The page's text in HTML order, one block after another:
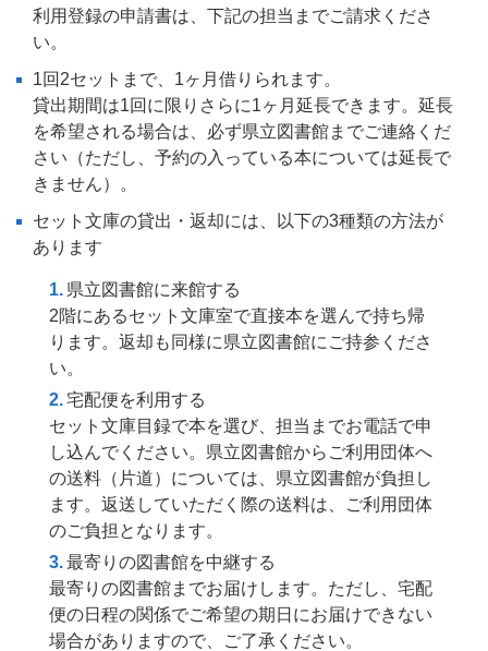
利用登録の申請書は、下記の担当までご請求くださ
い。
1回2セットまで、1ヶ月借りられます。
貸出期間は1回に限りさらに1ヶ月延長できます。延長
を希望される場合は、必ず県立図書館までご連絡くだ
さい（ただし、予約の入っている本については延長で
きません）。
セット文庫の貸出・返却には、以下の3種類の方法が
あります
県立図書館に来館する
2階にあるセット文庫室で直接本を選んで持ち帰
ります。返却も同様に県立図書館にご持参くださ
い。
宅配便を利用する
セット文庫目録で本を選び、担当までお電話で申
し込んでください。県立図書館からご利用団体へ
の送料（片道）については、県立図書館が負担し
ます。返送していただく際の送料は、ご利用団体
のご負担となります。
最寄りの図書館を中継する
最寄りの図書館までお届けします。ただし、宅配
便の日程の関係でご希望の期日にお届けできない
場合がありますので、ご了承ください。